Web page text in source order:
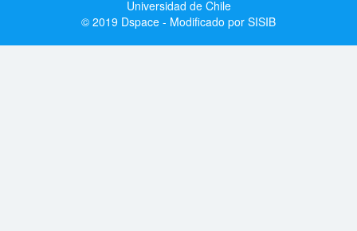
Universidad de Chile
© 2019 Dspace - Modificado por SISIB